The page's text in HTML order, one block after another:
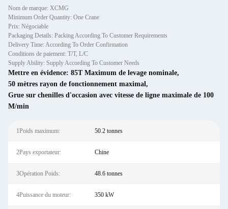
Nom de marque: XCMG
Minimum Order Quantity: One Crane
Prix: Négociable
Packaging Details: Packing According To Customer Requirements
Delivery Time: According To Order Confirmation
Conditions de paiement: T/T, L/C
Supply Ability: Supply According To Customer Needs
Mettre en évidence: 85T Maximum de levage nominale,
50 mètres rayon de fonctionnement maximal,
Grue sur chenilles d'occasion avec vitesse de ligne maximale de 100
M/min
1Poids maximum: 50.2 tonnes
2Pays exportateur: Chine
3Opération Poids: 48.6 tonnes
4Puissance du moteur: 350 kW